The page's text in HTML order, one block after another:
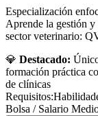
Especialización
Aprende la gestión
sector veterinario:
💎 Destacado:
formación práctica
de clínicas
Requisitos:
Bolsa / Salario